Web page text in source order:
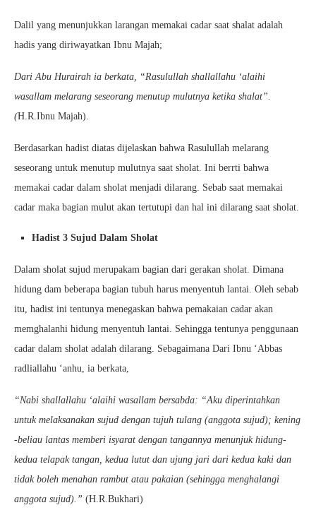
Dalil yang menunjukkan larangan memakai cadar saat shalat adalah
hadis yang diriwayatkan Ibnu Majah;
Dari Abu Hurairah ia berkata, “Rasulullah shallallahu ‘alaihi
wasallam melarang seseorang menutup mulutnya ketika shalat”.
(H.R.Ibnu Majah).
Berdasarkan hadist diatas dijelaskan bahwa Rasulullah melarang
seseorang untuk menutup mulutnya saat sholat. Ini berrti bahwa
memakai cadar dalam sholat menjadi dilarang. Sebab saat memakai
cadar maka bagian mulut akan tertutupi dan hal ini dilarang saat sholat.
Hadist 3 Sujud Dalam Sholat
Dalam sholat sujud merupakam bagian dari gerakan sholat. Dimana
hidung dam beberapa bagian tubuh harus menyentuh lantai. Oleh sebab
itu, hadist ini tentunya menegaskan bahwa pemakaian cadar akan
memghalanhi hidung menyentuh lantai. Sehingga tentunya penggunaan
cadar dalam sholat adalah dilarang. Sebagaimana Dari Ibnu ‘Abbas
radliallahu ‘anhu, ia berkata,
“Nabi shallallahu ‘alaihi wasallam bersabda: “Aku diperintahkan
untuk melaksanakan sujud dengan tujuh tulang (anggota sujud); kening
-beliau lantas memberi isyarat dengan tangannya menunjuk hidung-
kedua telapak tangan, kedua lutut dan ujung jari dari kedua kaki dan
tidak boleh menahan rambut atau pakaian (sehingga menghalangi
anggota sujud).” (H.R.Bukhari)